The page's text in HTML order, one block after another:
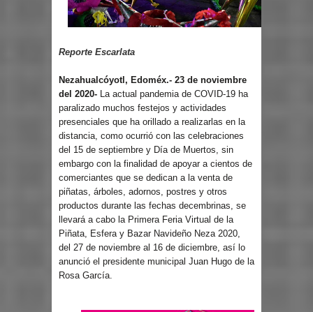
Reporte Escarlata
Nezahualcóyotl, Edoméx.- 23 de noviembre
del 2020- La actual pandemia de COVID-19 ha
paralizado muchos festejos y actividades
presenciales que ha orillado a realizarlas en la
distancia, como ocurrió con las celebraciones
del 15 de septiembre y Día de Muertos, sin
embargo con la finalidad de apoyar a cientos de
comerciantes que se dedican a la venta de
piñatas, árboles, adornos, postres y otros
productos durante las fechas decembrinas, se
llevará a cabo la Primera Feria Virtual de la
Piñata, Esfera y Bazar Navideño Neza 2020,
del 27 de noviembre al 16 de diciembre, así lo
anunció el presidente municipal Juan Hugo de la
Rosa García.